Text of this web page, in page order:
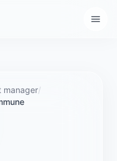
manager/